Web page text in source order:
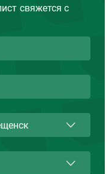
свяжется с